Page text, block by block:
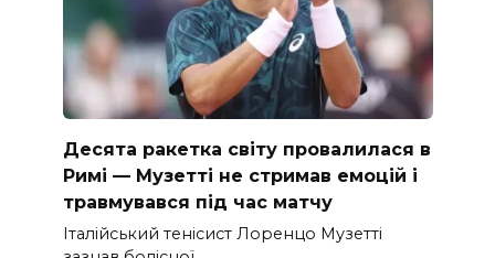
Десята ракетка світу провалилася в
Римі — Музетті не стримав емоцій і
травмувався під час матчу
Італійський тенісист Лоренцо Музетті